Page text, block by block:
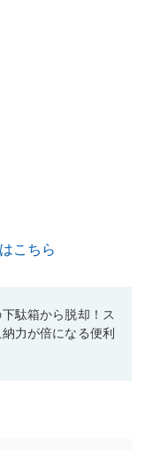
こちら
駄箱から脱却！ス
力が倍になる便利